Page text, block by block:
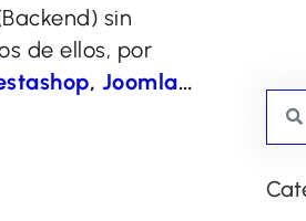
sin
de ellos, por
, Joomla…